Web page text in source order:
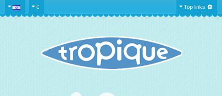
€ Top links